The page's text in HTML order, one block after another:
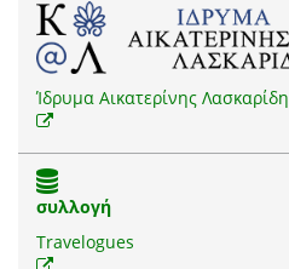
Ίδρυμα Αικατερίνης Λασκαρίδη
συλλογή
Travelogues